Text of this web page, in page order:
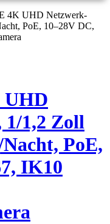
4K UHD Netzwerk-
PoE, 10–28V DC,
UHD
1/1,2 Zoll
PoE,
IK10